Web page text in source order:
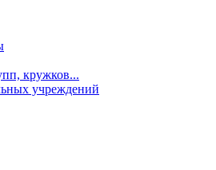
кружков...
учреждений